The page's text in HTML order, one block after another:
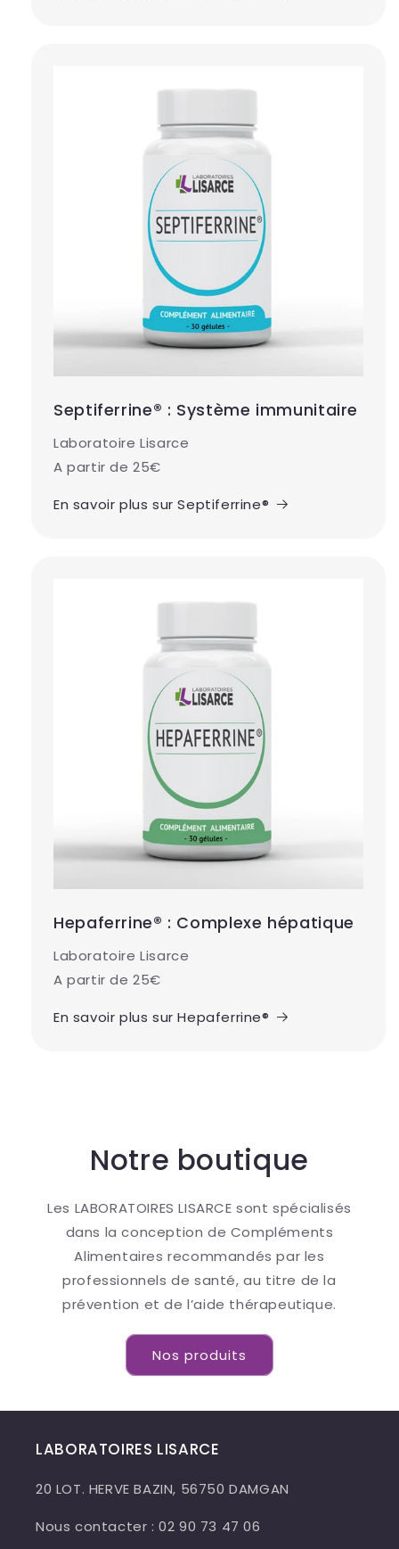
Septiferrine® : Système immunitaire
Laboratoire Lisarce
A partir de 25€
En savoir plus sur Septiferrine®
Hepaferrine® : Complexe hépatique
Laboratoire Lisarce
A partir de 25€
En savoir plus sur Hepaferrine®
Notre boutique
Les LABORATOIRES LISARCE sont spécialisés
dans la conception de Compléments
Alimentaires recommandés par les
professionnels de santé, au titre de la
prévention et de l’aide thérapeutique.
Nos produits
LABORATOIRES LISARCE
20 LOT. HERVE BAZIN, 56750 DAMGAN
Nous contacter : 02 90 73 47 06